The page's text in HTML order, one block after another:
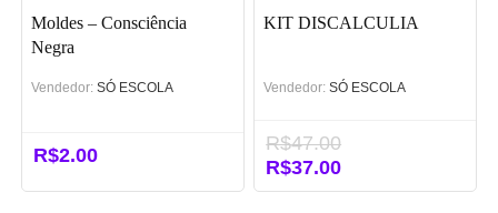
Moldes – Consciência
Negra
Vendedor: SÓ ESCOLA
R$2.00
KIT DISCALCULIA
Vendedor: SÓ ESCOLA
R$47.00
O
preço
R$37.00O
preço